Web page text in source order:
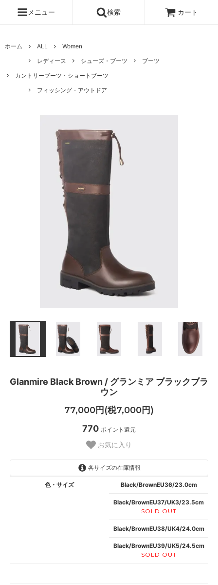
メニュー 検索 カート
ホーム ALL
Women
レディース
シューズ・ブーツ
ブーツ
カントリーブーツ・ショートブーツ
フィッシング・アウトドア
Glanmire Black Brown / グランミア ブラックブラ
ウン
77,000円(税7,000円)
770 ポイント還元
お気に入り
各サイズの在庫情報
色・サイズ Black/BrownEU36/23.0cm
Black/BrownEU37/UK3/23.5cm
SOLD OUT
Black/BrownEU38/UK4/24.0cm
Black/BrownEU39/UK5/24.5cm
SOLD OUT